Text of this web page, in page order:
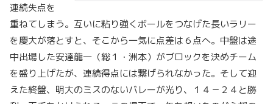
連続失点を
重ねてしまう。互いに粘り強くボールをつなげた長いラリー
を慶大が落とすと、そこから一気に点差は６点へ。中盤は途
中出場した安達龍一（総１・洲本）がブロックを決めチーム
を盛り上げたが、連続得点には繋げられなかった。そして迎
えた終盤、明大のミスのないバレーが光り、１４－２４と勝